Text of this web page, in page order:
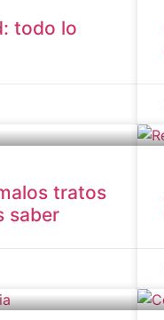
todo lo
tratos
saber